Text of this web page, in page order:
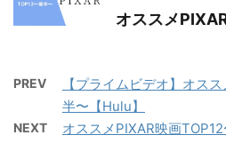
オススメ
PREV
【プライムビデオ】オス
半〜【Hulu】
NEXT オススメPIXAR映画